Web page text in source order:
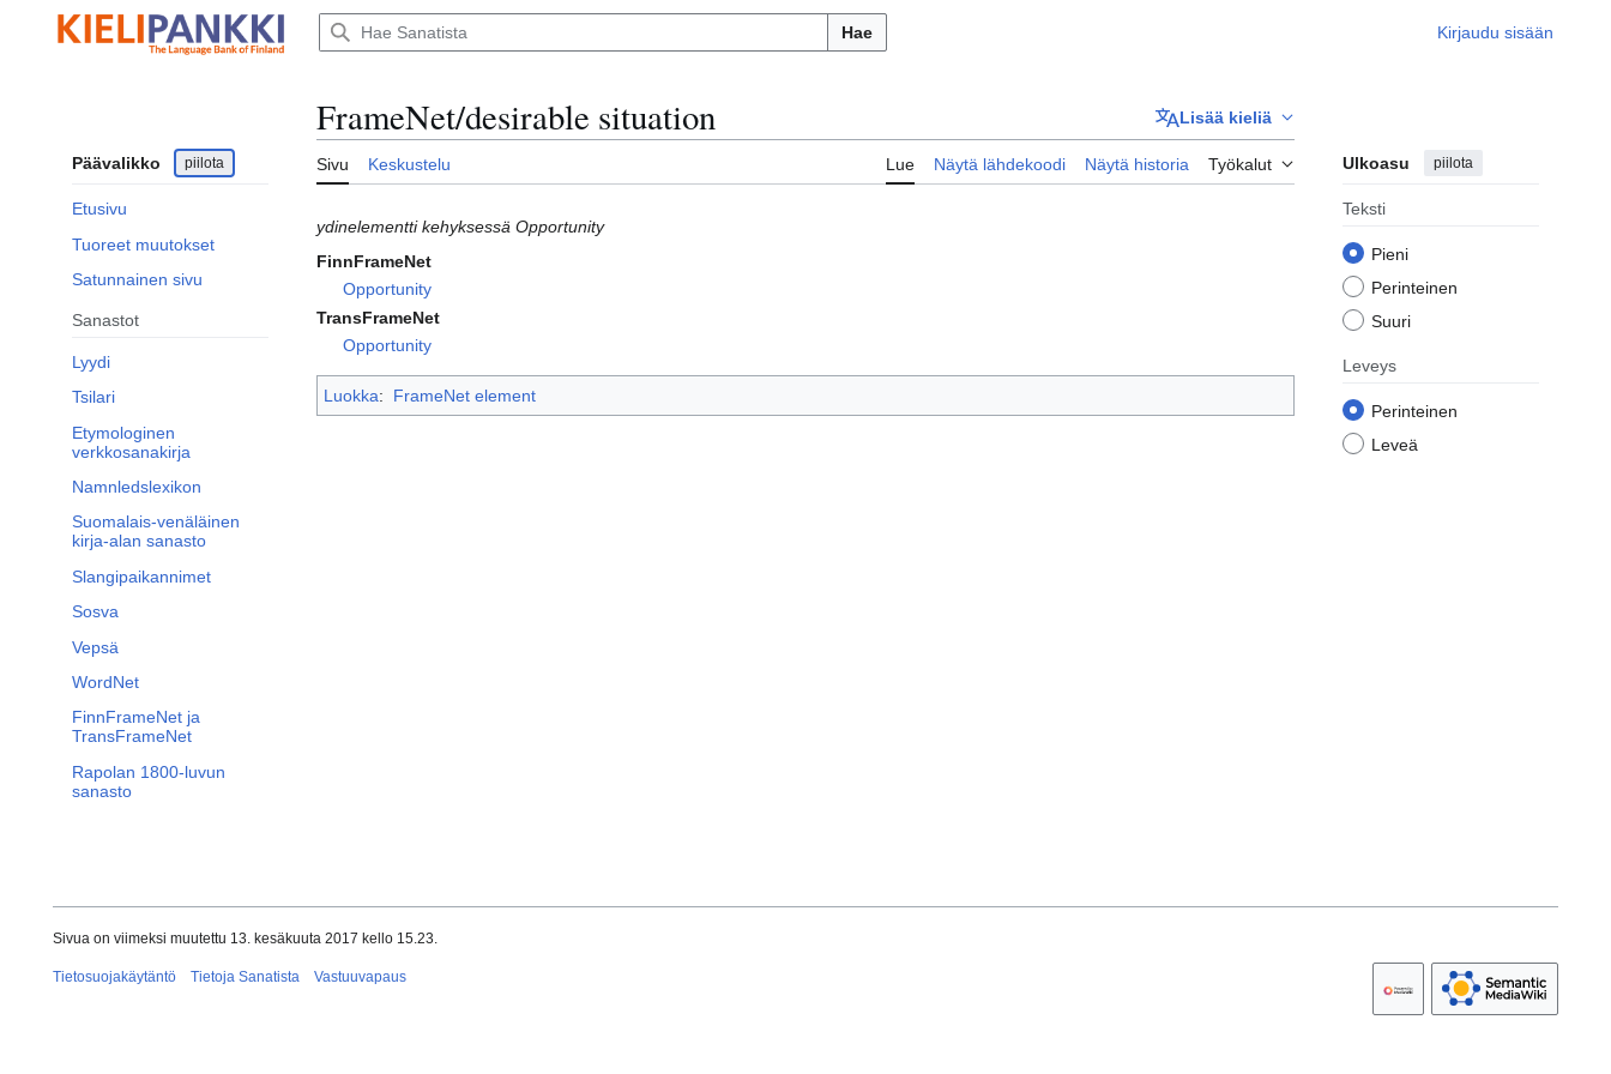
sisältöön
Hae Kirjaudu sisään
Päävalikko piilota
Etusivu
Tuoreet muutokset
Satunnainen sivu
Sanastot
Lyydi
Tsilari
Etymologinen
verkkosanakirja
Namnledslexikon
Suomalais-venäläinen
kirja-alan sanasto
Slangipaikannimet
Sosva
Vepsä
WordNet
FinnFrameNet ja
TransFrameNet
Rapolan 1800-luvun
sanasto
FrameNet/desirable situation Lisää kieliä
Sivu Keskustelu Lue Näytä lähdekoodi Näytä historia Työkalut Ulkoasu piilota
Teksti
Pieni
Perinteinen
Suuri
Leveys
Perinteinen
Leveä
ydinelementti kehyksessä Opportunity
FinnFrameNet
Opportunity
TransFrameNet
Opportunity
Luokka: FrameNet element
Sivua on viimeksi muutettu 13. kesäkuuta 2017 kello 15.23.
Tietosuojakäytäntö Tietoja Sanatista Vastuuvapaus